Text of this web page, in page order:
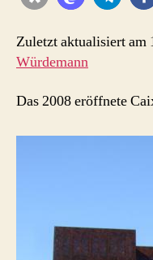
Zuletzt aktualisiert am
Würdemann
Das 2008 eröffnete